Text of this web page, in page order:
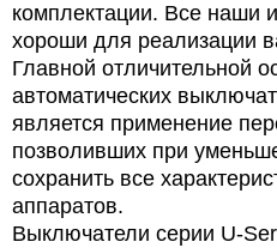
комплектации. Все наши
хороши для реализации
Главной отличительной
автоматических
является применение
позволивших при
сохранить все
аппаратов.
Выключатели серии U-